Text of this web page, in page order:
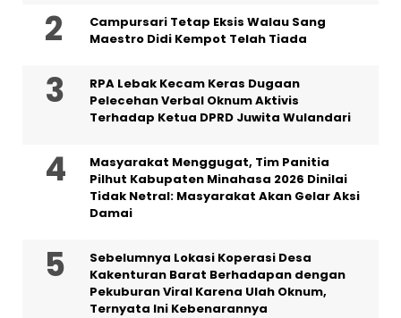
Campursari Tetap Eksis Walau Sang
Maestro Didi Kempot Telah Tiada
RPA Lebak Kecam Keras Dugaan
Pelecehan Verbal Oknum Aktivis
Terhadap Ketua DPRD Juwita Wulandari
Masyarakat Menggugat, Tim Panitia
Pilhut Kabupaten Minahasa 2026 Dinilai
Tidak Netral: Masyarakat Akan Gelar Aksi
Damai
Sebelumnya Lokasi Koperasi Desa
Kakenturan Barat Berhadapan dengan
Pekuburan Viral Karena Ulah Oknum,
Ternyata Ini Kebenarannya